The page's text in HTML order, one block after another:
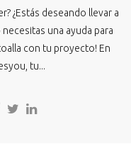
¿Estás deseando llevar a
una ayuda para
con tu proyecto! En
tu...